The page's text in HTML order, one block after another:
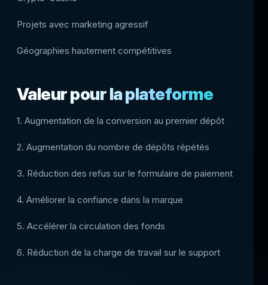
Projets avec marketing agressif
Géographies hautement compétitives
Valeur pour la plateforme
1. Augmentation de la conversion au premier dépôt
2. Augmentation du nombre de dépôts répétés
3. Réduction des refus sur le formulaire de paiement
4. Améliorer la confiance dans la marque
5. Accélérer la circulation des fonds
6. Réduction de la charge de travail sur le support